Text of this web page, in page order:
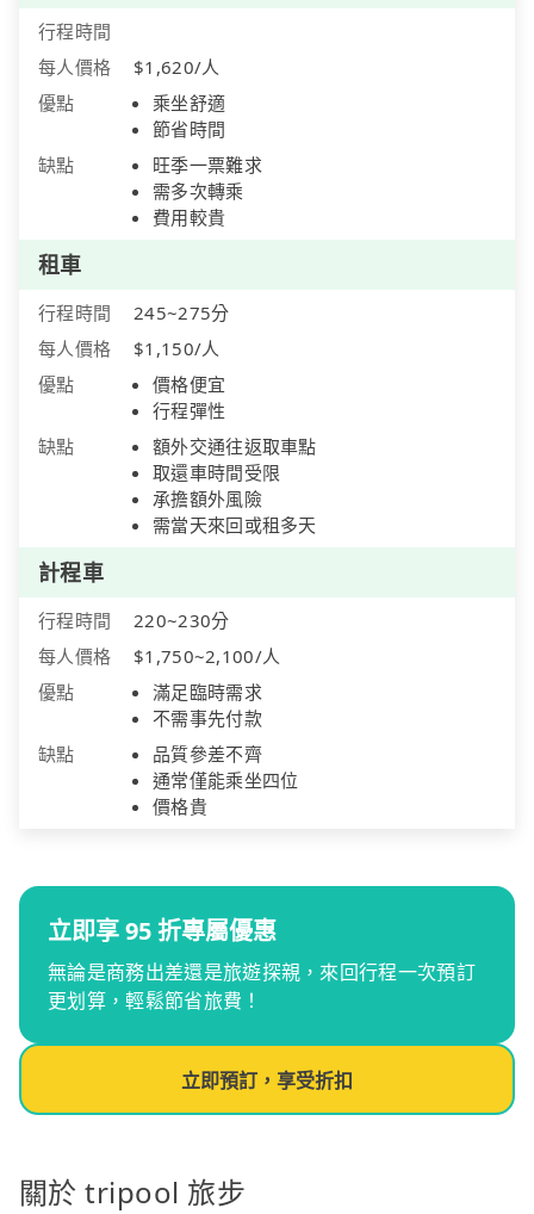
行程時間
每人價格
$1,620/人
優點
乘坐舒適
節省時間
缺點
旺季一票難求
需多次轉乘
費用較貴
租車
行程時間
245~275分
每人價格
$1,150/人
優點
價格便宜
行程彈性
缺點
額外交通往返取車點
取還車時間受限
承擔額外風險
需當天來回或租多天
計程車
行程時間
220~230分
每人價格
$1,750~2,100/人
優點
滿足臨時需求
不需事先付款
缺點
品質參差不齊
通常僅能乘坐四位
價格貴
立即享 95 折專屬優惠
無論是商務出差還是旅遊探親，來回行程一次預訂
更划算，輕鬆節省旅費！
立即預訂，享受折扣
關於 tripool 旅步